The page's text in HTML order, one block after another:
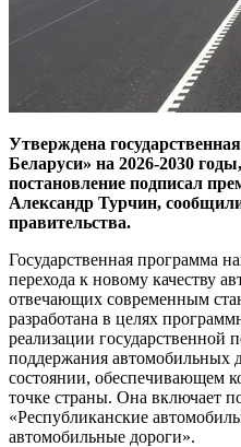
Утверждена
Беларуси» на 2026-2030
постановление подписал
Александр Турчин,
правительства.
Государственная программа
перехода к новому качеству
отвечающих современным
разработана в целях
реализации государственной
поддержания автомобильных
состоянии, обеспечивающем
точке страны. Она включает
«Республиканские
автомобильные дороги».